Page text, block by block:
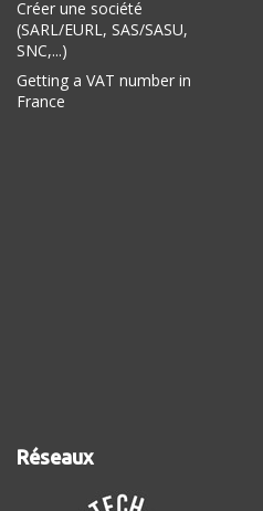
Créer une société
(SARL/EURL, SAS/SASU,
SNC,...)
Getting a VAT number in
France
Réseaux